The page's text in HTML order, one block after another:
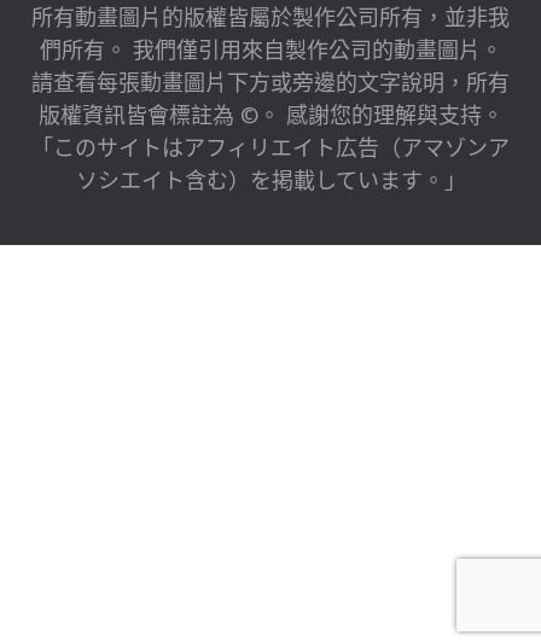
所有動畫圖片的版權皆屬於製作公司所有，並非我
們所有。 我們僅引用來自製作公司的動畫圖片。
請查看每張動畫圖片下方或旁邊的文字說明，所有
版權資訊皆會標註為 ©。 感謝您的理解與支持。
「このサイトはアフィリエイト広告（アマゾンア
ソシエイト含む）を掲載しています。」